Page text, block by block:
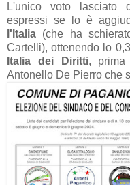
L'unico voto lasciato
espressi se lo è
l'Italia (che ha
Cartelli), ottenendo lo
Italia dei Diritti, prima
Antonello De Pierro che